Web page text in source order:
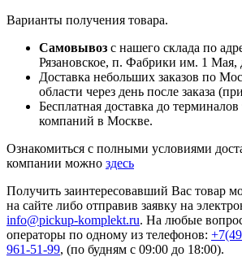
Варианты получения товара.
Самовывоз с нашего склада по
Рязановское, п. Фабрики им. 1 Мая,
Доставка небольших заказов по
области через день после заказа
Бесплатная доставка до
компаний в Москве.
Ознакомиться с полными условиями
компании можно здесь
Получить заинтересовавший Вас товар
на сайте либо отправив заявку на
info@pickup-komplekt.ru. На любые
операторы по одному из телефонов:
961-51-99, (по будням с 09:00 до 18:00).